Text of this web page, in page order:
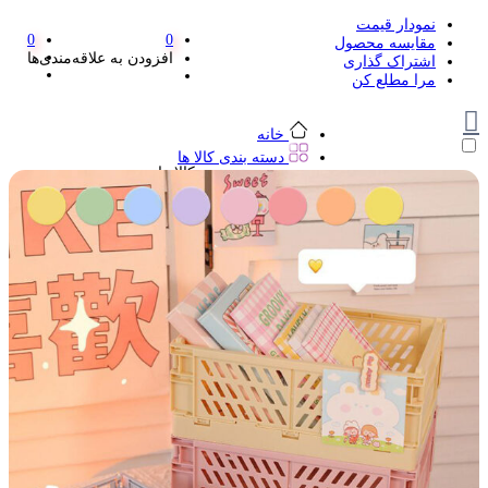
نمودار قیمت
مقایسه محصول
اشتراک گذاری
مرا مطلع کن
0
افزودن به علاقه‌مندی‌ها
0
خانه
دسته بندی کالا ها
دسته بندی کالا ها
لوازم تحریر و هنر
لوازم تحریر و هنر
مداد
پاک کن و غلط گیر
مداد تراش
اتود و نوک
روان نویس فانتزی
خودکار و خودکار فشاری
ماژیک ها
دفترچه یادداشت
استیکر
استیک نوت
خط کش و گونیا
کیف غذا
کوله پشتی
چسب
کاتر فانتزی
بوک مارک
ماشین حساب